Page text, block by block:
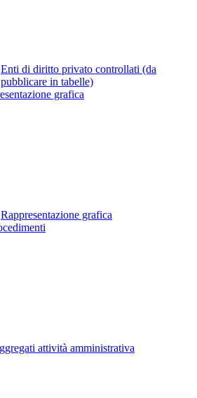
Enti di diritto privato controllati (da
pubblicare in tabelle)
grafica
Rappresentazione grafica
attività amministrativa